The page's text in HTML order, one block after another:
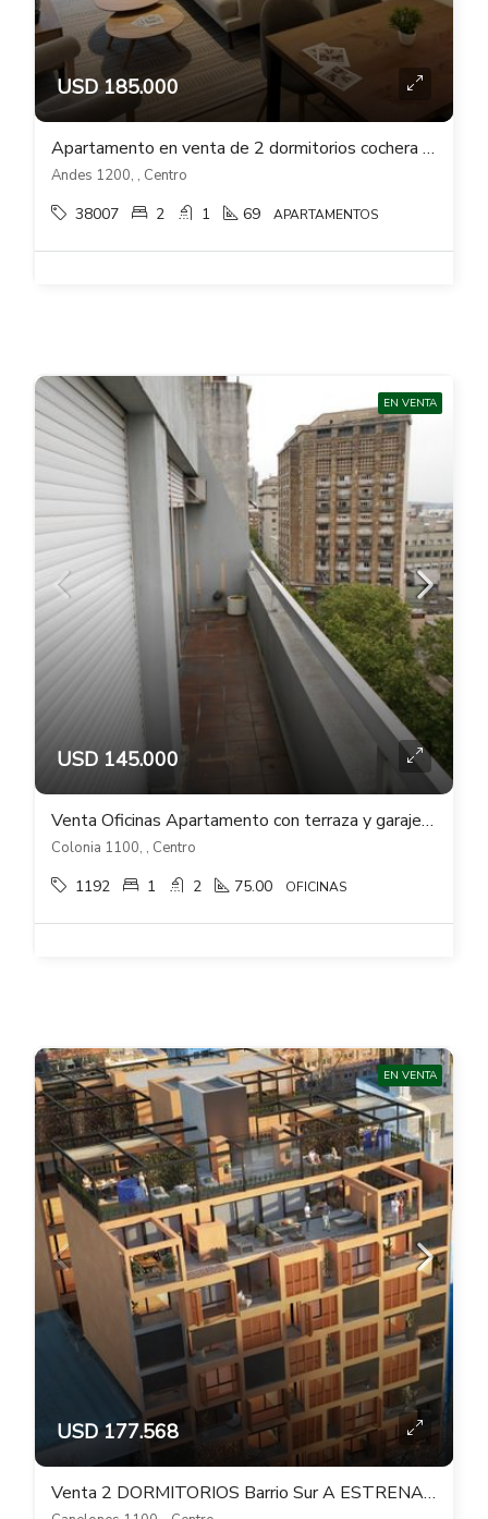
USD 185.000
Apartamento en venta de 2 dormitorios cochera opcional en Centro Tango
Andes 1200, , Centro
38007 2 1 69 APARTAMENTOS
EN VENTA
USD 145.000
Venta Oficinas Apartamento con terraza y garaje en Centro
Colonia 1100, , Centro
1192 1 2 75.00 OFICINAS
EN VENTA
USD 177.568
Venta 2 DORMITORIOS Barrio Sur A ESTRENAR 01 SYNC